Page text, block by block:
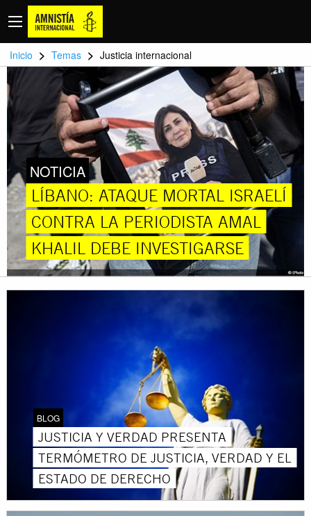
Inicio > Temas > Justicia internacional
NOTICIA
LÍBANO: ATAQUE MORTAL ISRAELÍ
CONTRA LA PERIODISTA AMAL
KHALIL DEBE INVESTIGARSE
BLOG
JUSTICIA Y VERDAD PRESENTA
TERMÓMETRO DE JUSTICIA, VERDAD Y EL
ESTADO DE DERECHO